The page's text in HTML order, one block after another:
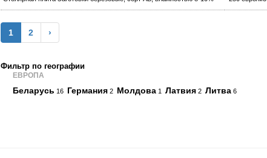
1 2 ›
Фильтр по географии
ЕВРОПА
Беларусь 16 Германия 2 Молдова 1 Латвия 2 Литва 6